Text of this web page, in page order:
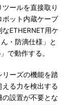
ールを直接取り
ボット内蔵ケーブ
ETHERNET用ケ
・防滴仕様」と
で動作する。
ーズの機能を踏
る力を検出する
設置が不要とな